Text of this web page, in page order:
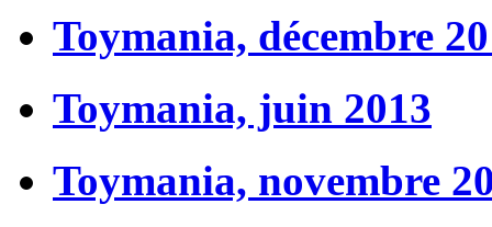
Toymania, décembre
Toymania, juin 2013
Toymania, novembre